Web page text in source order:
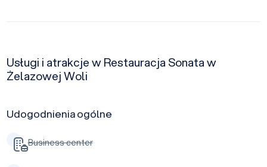
Usługi i atrakcje w Restauracja Sonata w
Żelazowej Woli
Udogodnienia ogólne
Business center